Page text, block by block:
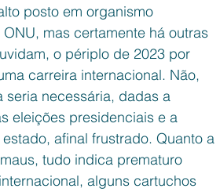
posto em organismo
mas certamente há outras
o périplo de 2023 por
carreira internacional. Não,
seria necessária, dadas a
eleições presidenciais e a
afinal frustrado. Quanto a
tudo indica prematuro
alguns cartuchos